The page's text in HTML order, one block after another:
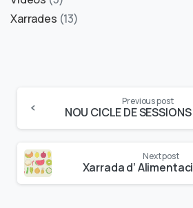
Xarrades (13)
Previous post
NOU CICLE DE SESSIONS
Next post
Xarrada d’